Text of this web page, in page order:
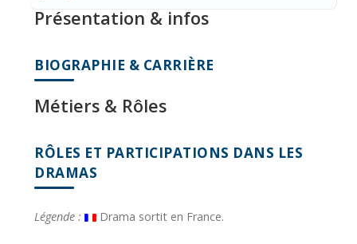
Présentation & infos
BIOGRAPHIE & CARRIÈRE
Métiers & Rôles
RÔLES ET PARTICIPATIONS DANS LES
DRAMAS
Légende : Drama sortit en France.